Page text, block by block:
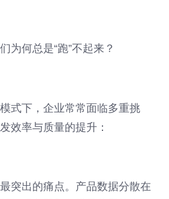
为何总是“跑”不起来？
式下，企业常常面临多重挑
效率与质量的提升：
突出的痛点。产品数据分散在